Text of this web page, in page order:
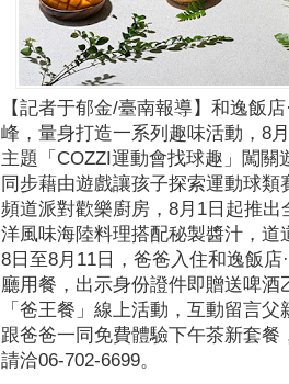
【記者于郁金/臺南報導】和逸飯
峰，量身打造一系列趣味活動，8
主題「COZZI運動會找球趣」闖
同步藉由遊戲讓孩子探索運動球
頻道派對歡樂廚房，8月1日起推
洋風味海陸料理搭配秘製醬汁，
8日至8月11日，爸爸入住和逸飯
廳用餐，出示身份證件即贈送啤
「爸王餐」線上活動，互動留言
跟爸爸一同免費體驗下午茶新套
請洽06-702-6699。